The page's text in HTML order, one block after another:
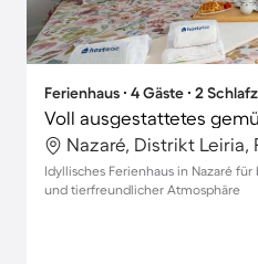
Ferienhaus ∙ 4 Gäste ∙ 2
Nazaré, Distrikt Leiria,
Idyllisches Ferienhaus in Nazaré
und tierfreundlicher Atmosphäre